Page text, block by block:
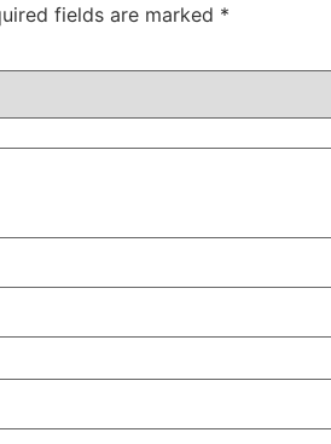
fields are marked *